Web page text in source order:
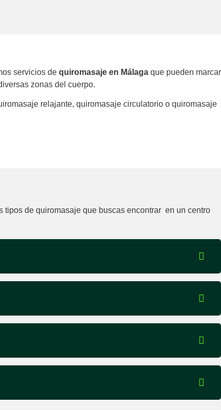
servicios de quiromasaje en Málaga que pueden marcar
zonas del cuerpo.
relajante, quiromasaje circulatorio o quiromasaje
tipos de quiromasaje que buscas encontrar en un centro